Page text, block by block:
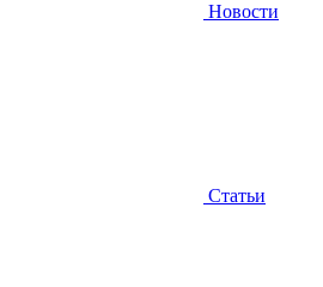
Новости
Статьи